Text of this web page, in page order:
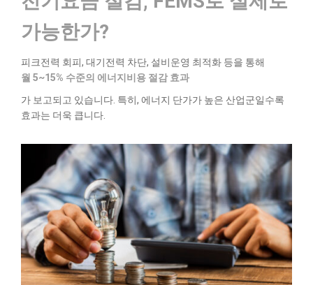
가능한가?
피크전력 회피, 대기전력 차단, 설비운영 최적화 등을 통해
월 5~15% 수준의 에너지비용 절감 효과
가 보고되고 있습니다. 특히, 에너지 단가가 높은 산업군일수록
효과는 더욱 큽니다.